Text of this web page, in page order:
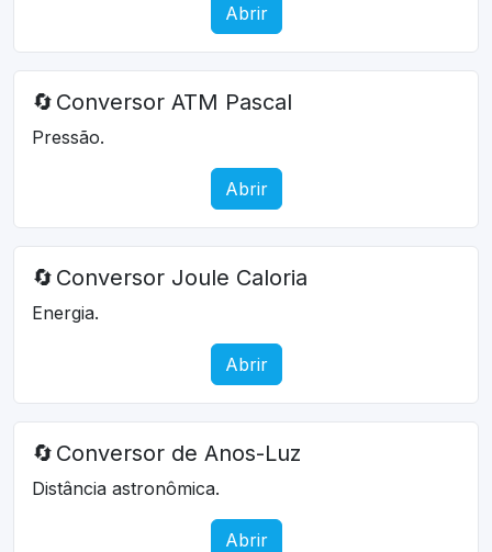
Abrir
🔄 Conversor ATM Pascal
Pressão.
Abrir
🔄 Conversor Joule Caloria
Energia.
Abrir
🔄 Conversor de Anos-Luz
Distância astronômica.
Abrir